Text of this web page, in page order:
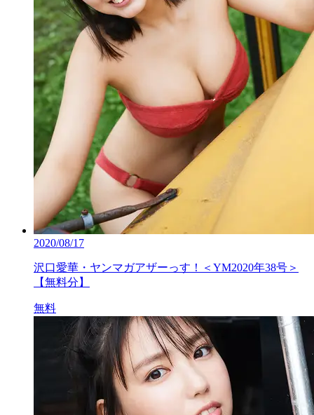
2020/08/17
沢口愛華・ヤンマガアザーっす！＜YM2020年38号＞
【無料分】
無料